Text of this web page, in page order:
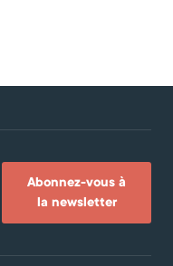
Abonnez-vous à
la newsletter